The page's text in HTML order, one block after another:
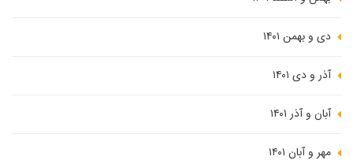
دی و بهمن ۱۴۰۱
آذر و دی ۱۴۰۱
آبان و آذر ۱۴۰۱
مهر و آبان ۱۴۰۱